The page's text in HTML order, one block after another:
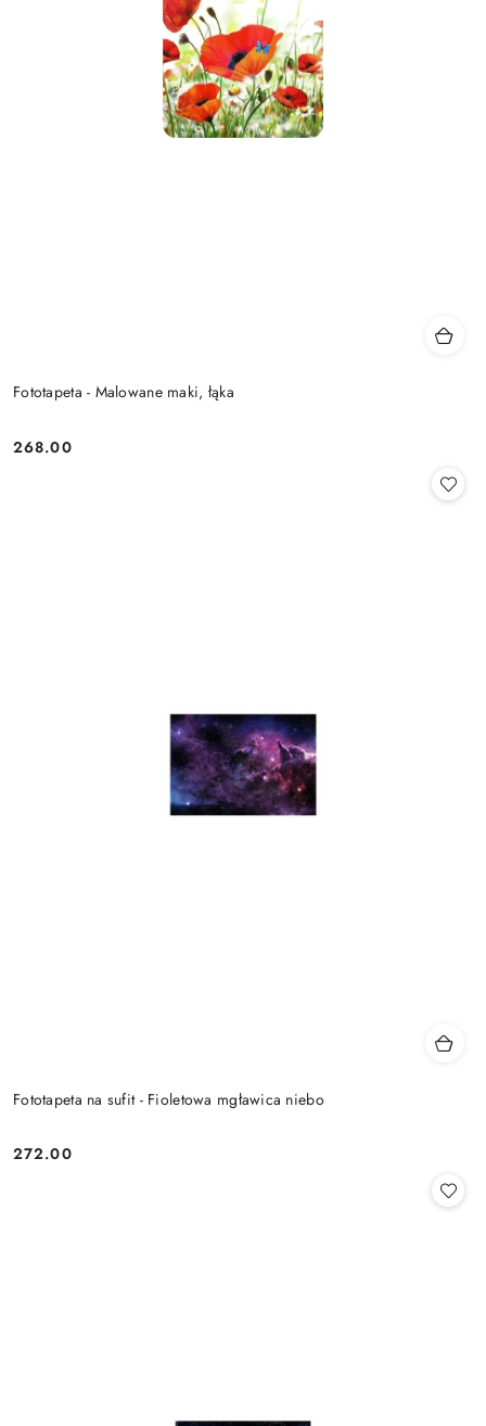
Fototapeta - Malowane maki, łąka
Cena:
268.00
Fototapeta na sufit - Fioletowa mgławica niebo
Cena:
272.00